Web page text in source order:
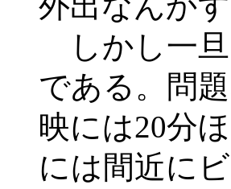
しかし一旦
である。問
映には20分
には間近に